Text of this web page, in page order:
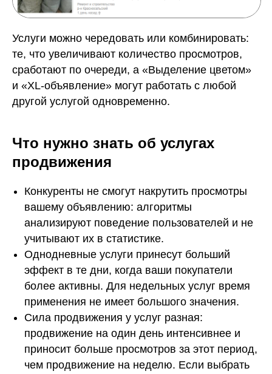
Услуги можно чередовать или комбинировать:
те, что увеличивают количество просмотров,
сработают по очереди, а «Выделение цветом»
и «XL-объявление» могут работать с любой
другой услугой одновременно.
Что нужно знать об услугах
продвижения
Конкуренты не смогут накрутить просмотры
вашему объявлению: алгоритмы
анализируют поведение пользователей и не
учитывают их в статистике.
Однодневные услуги принесут больший
эффект в те дни, когда ваши покупатели
более активны. Для недельных услуг время
применения не имеет большого значения.
Сила продвижения у услуг разная:
продвижение на один день интенсивнее и
приносит больше просмотров за этот период,
чем продвижение на неделю. Если выбрать